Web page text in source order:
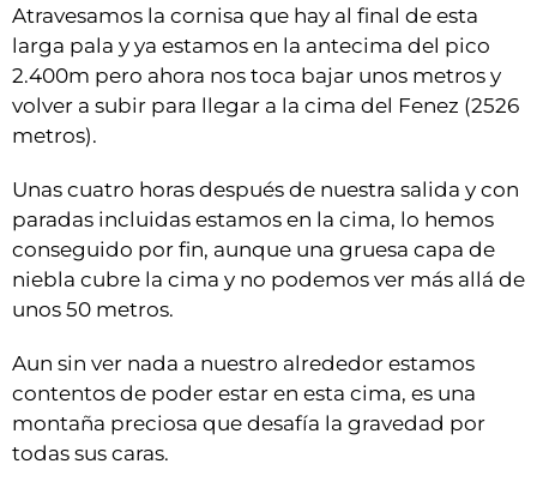
Atravesamos la cornisa que hay al final de esta
larga pala y ya estamos en la antecima del pico
2.400m pero ahora nos toca bajar unos metros y
volver a subir para llegar a la cima del Fenez (2526
metros).
Unas cuatro horas después de nuestra salida y con
paradas incluidas estamos en la cima, lo hemos
conseguido por fin, aunque una gruesa capa de
niebla cubre la cima y no podemos ver más allá de
unos 50 metros.
Aun sin ver nada a nuestro alrededor estamos
contentos de poder estar en esta cima, es una
montaña preciosa que desafía la gravedad por
todas sus caras.